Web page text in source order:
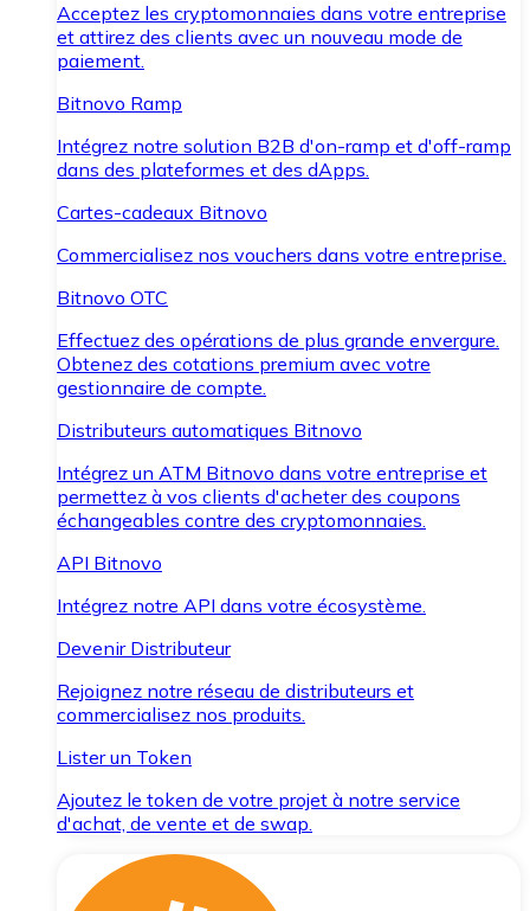
Acceptez les cryptomonnaies dans votre entreprise
et attirez des clients avec un nouveau mode de
paiement.
Bitnovo Ramp
Intégrez notre solution B2B d'on-ramp et d'off-ramp
dans des plateformes et des dApps.
Cartes-cadeaux Bitnovo
Commercialisez nos vouchers dans votre entreprise.
Bitnovo OTC
Effectuez des opérations de plus grande envergure.
Obtenez des cotations premium avec votre
gestionnaire de compte.
Distributeurs automatiques Bitnovo
Intégrez un ATM Bitnovo dans votre entreprise et
permettez à vos clients d'acheter des coupons
échangeables contre des cryptomonnaies.
API Bitnovo
Intégrez notre API dans votre écosystème.
Devenir Distributeur
Rejoignez notre réseau de distributeurs et
commercialisez nos produits.
Lister un Token
Ajoutez le token de votre projet à notre service
d'achat, de vente et de swap.